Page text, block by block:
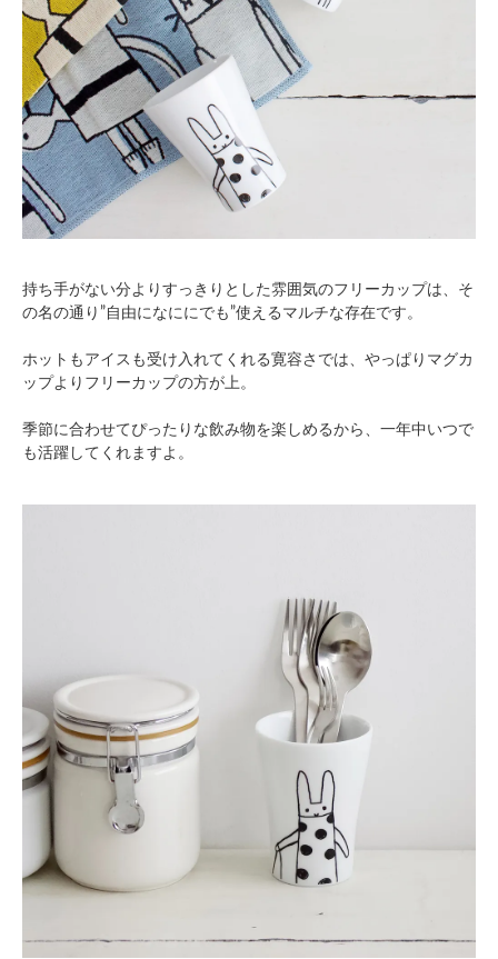
持ち手がない分よりすっきりとした雰囲気のフリーカップは、そ
の名の通り”自由になににでも”使えるマルチな存在です。
ホットもアイスも受け入れてくれる寛容さでは、やっぱりマグカ
ップよりフリーカップの方が上。
季節に合わせてぴったりな飲み物を楽しめるから、一年中いつで
も活躍してくれますよ。